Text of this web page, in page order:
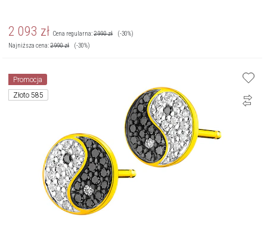
2 093 zł Cena regularna:2 990zł
(-30%)
Najniższa cena:2 990zł (-30%)
Promocja
Złoto 585